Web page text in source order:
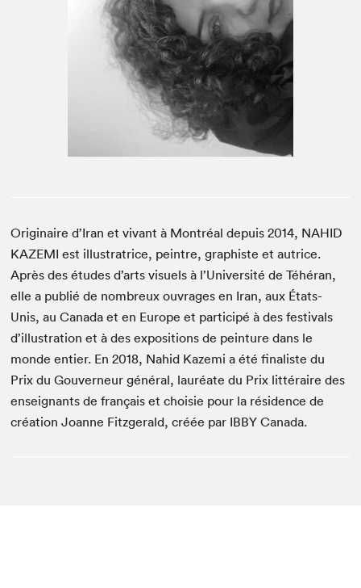
Espace enseignant·e·s
Originaire d’Iran et vivant à Montréal depuis 2014, NAHID
KAZEMI est illustratrice, peintre, graphiste et autrice.
Après des études d’arts visuels à l’Université de Téhéran,
elle a publié de nombreux ouvrages en Iran, aux États-
Unis, au Canada et en Europe et participé à des festivals
d’illustration et à des expositions de peinture dans le
monde entier. En 2018, Nahid Kazemi a été finaliste du
Prix du Gouverneur général, lauréate du Prix littéraire des
enseignants de français et choisie pour la résidence de
création Joanne Fitzgerald, créée par IBBY Canada.